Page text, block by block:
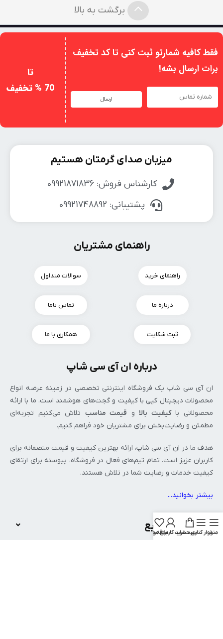
برگشت به بالا
فقط کافیه شمارتو ثبت کنی تا کد تخفیف
برات ارسال بشه!
ارسال
تا
70 % تخفیف
میزبان صدای گرمتان هستیم
کارشناس فروش: 09921871836
پشتیبانی: 09921748892
راهنمای مشتریان
راهنمای خرید سوالات متداول
درباره ما تماس باما
ثبت شکایت همکاری با ما
درباره ان آی سی شاپ
ان‌ آی‌ سی شاپ یک فروشگاه اینترنتی تخصصی در زمینه عرضه انواع
محصولات دیجیتال کپی با کیفیت و گجت‌های هوشمند است. ما با ارائه
محصولاتی باکیفیت بالاو قیمت مناسب تلاش می‌کنیم تجربه‌ای
مطمئن و رضایت‌بخش برای مشتریان خود فراهم کنیم.
هدف ما در ان‌ آی‌ سی شاپ، ارائه بهترین کیفیت و قیمت منصفانه برای
کاربران عزیز است. تمام تیم‌های فعال در فروشگاه، پیوسته برای ارتقای
کیفیت خدمات و رضایت شما در تلاش هستند.
بیشتر بخوانید...
دسترسی سریع منونوار کناریسبد خرید
حساب کاربری من
علاقه مندی